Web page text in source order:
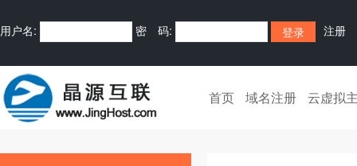
用户名: 密 码: 注册
首页 域名注册 云虚拟